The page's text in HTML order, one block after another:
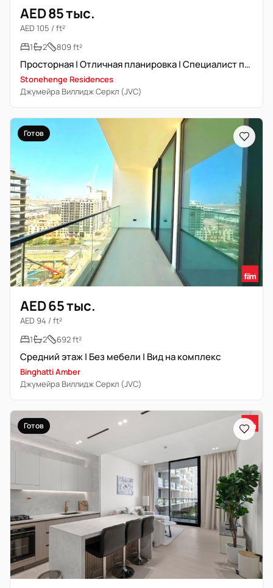
AED 85 тыс.
AED 105 / ft²
1
2 809 ft²
Просторная | Отличная планировка | Специалист по недвижимости
Stonehenge Residences
Джумейра Виллидж Серкл (JVC)
Готов
AED 65 тыс.
AED 94 / ft²
1
2 692 ft²
Средний этаж | Без мебели | Вид на комплекс
Binghatti Amber
Джумейра Виллидж Серкл (JVC)
Готов